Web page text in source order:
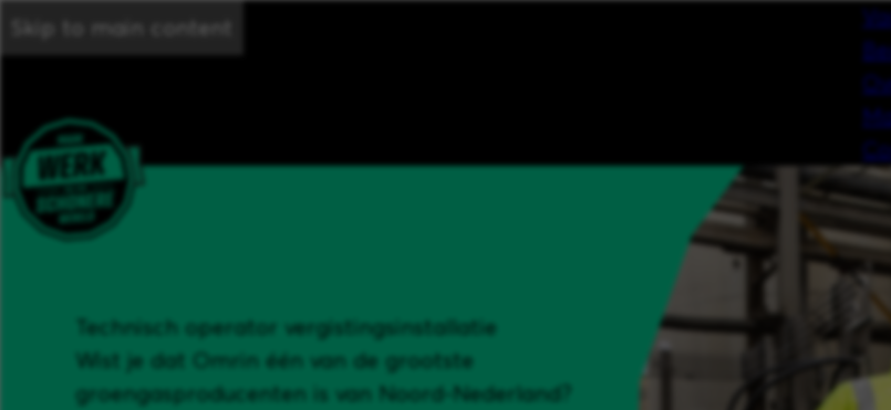
Skip to main content
Technisch operator vergistingsinstallatie
Wist je dat Omrin één van de grootste
groengasproducenten is van Noord-Nederland?